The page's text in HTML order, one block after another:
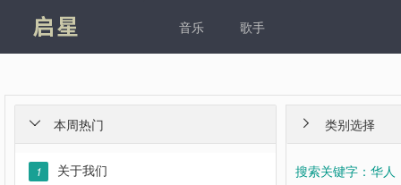
音乐
歌手
本周热门

1 关于我们
类别选择

搜索关键字：华人